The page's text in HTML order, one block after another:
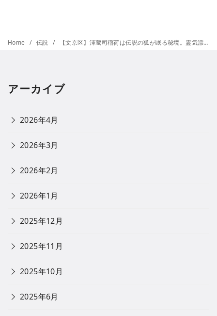
Home 伝説 【文京区】澤蔵司稲荷は伝説の狐が眠る秘境。霊気漂う「お穴」とご利益・御朱印を徹底解説
アーカイブ
2026年4月
2026年3月
2026年2月
2026年1月
2025年12月
2025年11月
2025年10月
2025年6月